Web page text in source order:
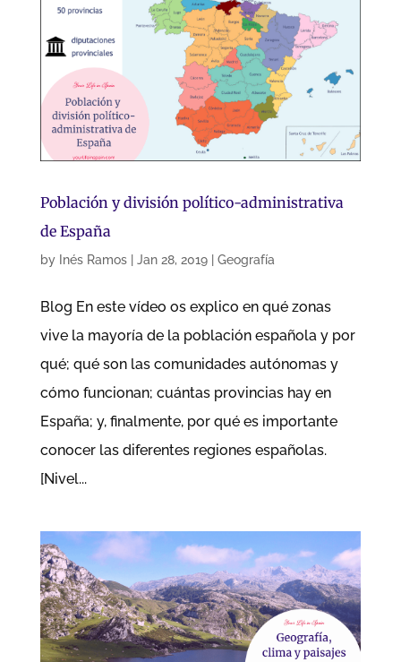
Población y división político-administrativa
de España
by Inés Ramos| Jan 28, 2019| Geografía
Blog En este vídeo os explico en qué zonas
vive la mayoría de la población española y por
qué; qué son las comunidades autónomas y
cómo funcionan; cuántas provincias hay en
España; y, finalmente, por qué es importante
conocer las diferentes regiones españolas.
[Nivel...